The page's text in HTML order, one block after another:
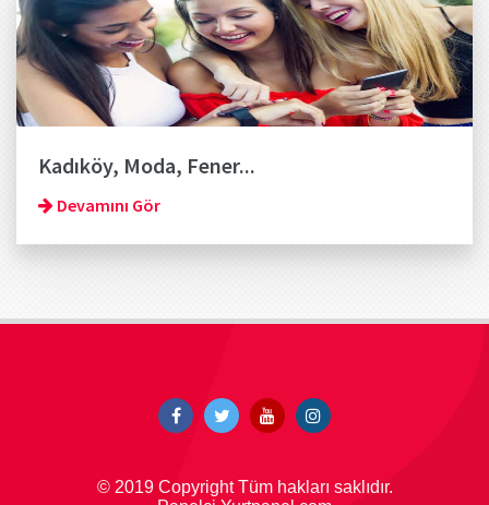
Kadıköy, Moda, Fener...
Devamını Gör
© 2019 Copyright Tüm hakları saklıdır.